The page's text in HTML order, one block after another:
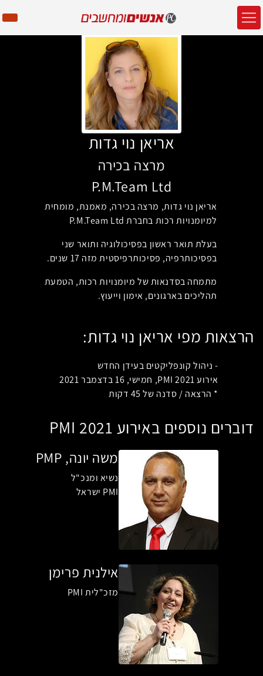
אריאן נוי גדות
מרצה בכירה
P.M.Team Ltd
אריאן נוי גדות, מרצה בכירה, מאמנת, מומחית
למיומנויות רכות בחברת P.M.Team Ltd
בעלת תואר ראשון בפסיכולוגיה ותואר שני
בפסיכותרפיה, פסיכותרפיסטית מזה 17 שנים
.
מתמחה בסדנאות של מיומנויות רכות, הטמעת
תהליכים בארגונים, אימון וייעוץ.
הרצאות מפי אריאן נוי גדות:
- ניהול קונפליקטים בעידן החדש
אירוע PMI 2021, חמישי, 16 בדצמבר 2021
* הרצאה / סדנה של 45 דקות
דוברים נוספים באירוע PMI 2021
משה יונה, PMP
נשיא ומנכ"ל
PMI ישראל
אילנית פרימן
מזכ"לית PMI